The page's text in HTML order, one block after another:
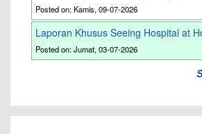
Posted on: Kamis, 09-07-2026
Laporan Khusus Seeing Hospital at
Posted on: Jumat, 03-07-2026